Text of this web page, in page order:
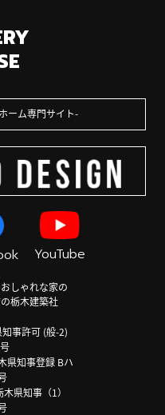
ーム専門サイト
YouTube
しゃれな家の
栃木建築社
事許可 (般-2)
県知事登録 Bハ
県知事（1）